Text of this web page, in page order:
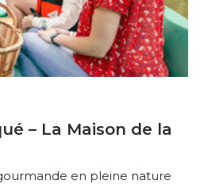
– La Maison de la
en pleine nature